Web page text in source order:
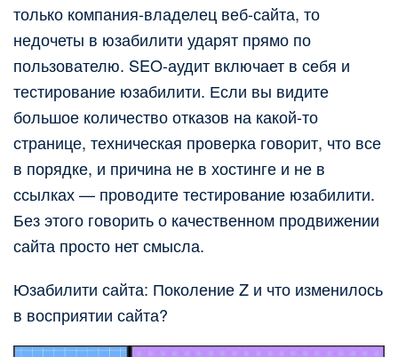
только компания-владелец веб-сайта, то
недочеты в юзабилити ударят прямо по
пользователю. SEO-аудит включает в себя и
тестирование юзабилити. Если вы видите
большое количество отказов на какой-то
странице, техническая проверка говорит, что все
в порядке, и причина не в хостинге и не в
ссылках — проводите тестирование юзабилити.
Без этого говорить о качественном продвижении
сайта просто нет смысла.
Юзабилити сайта: Поколение Z и что изменилось
в восприятии сайта?